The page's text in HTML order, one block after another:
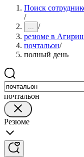
Поиск
/
... /
резюме в
почтальон/
полный день
почтальон
Резюме